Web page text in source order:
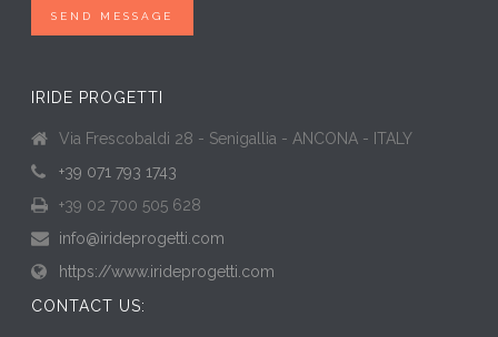
SEND MESSAGE
IRIDE PROGETTI
Via Frescobaldi 28 - Senigallia - ANCONA - ITALY
+39 071 793 1743
+39 02 700 505 628
info@irideprogetti.com
https://www.irideprogetti.com
CONTACT US: